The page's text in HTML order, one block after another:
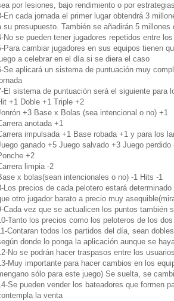
por lesiones, bajo rendimiento o por
En cada jornada el primer lugar obtendrá 3
su presupuesto. También se añadirán 5
No se pueden tener jugadores repetidos entre
Para cambiar jugadores en sus equipos tienen
a celebrar en el día si se diera el caso
Se aplicará un sistema de puntuación muy
El sistema de puntuación será el siguiente para
+1 Doble +1 Triple +2
+3 Base x Bolas (sea intencional o no) +1
anotada +1
impulsada +1 Base robada +1 y para los
ganado +5 Juego salvado +3 Juego perdido
+2
limpia -2
x bolas(sean intencionales o no) -1 Hits -1
Los precios de cada pelotero estará
otro jugador barato a precio muy
Cada vez que se actualicen los puntos también
Tanto los precios como los peloteros de los
Contaran todos los partidos del día, sean
donde lo ponga la aplicación aunque se
No se podrán hacer traspasos entre los
Muy importante para hacer cambios en los
sólo para este juego) Se suelta, se
Se pueden vender los bateadores que formen
la venta